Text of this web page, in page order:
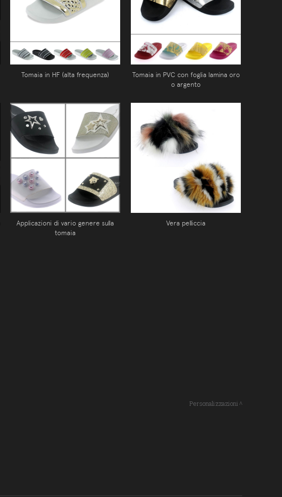
Tomaia in HF (alta frequenza)
Tomaia in PVC con foglia lamina oro
o argento
Applicazioni di vario genere sulla
tomaia
Vera pelliccia
Personalizzazioni